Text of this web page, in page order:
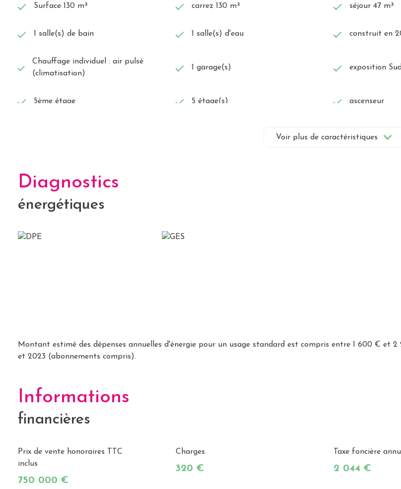
Surface 130 m² carrez 130 m² séjour 47 m²
1 salle(s) de bain 1 salle(s) d'eau construit en
Chauffage individuel : air pulsé
(climatisation)
1 garage(s) exposition
5ème étage 5 étage(s) ascenseur
Voir plus de caractéristiques
Diagnostics
énergétiques
Montant estimé des dépenses annuelles d'énergie pour un usage standard est compris entre 1 600 € et 2
et 2023 (abonnements compris).
Informations
financières
Prix de vente honoraires TTC
inclus
750 000 €
Charges
320 €
Taxe foncière
2 044 €